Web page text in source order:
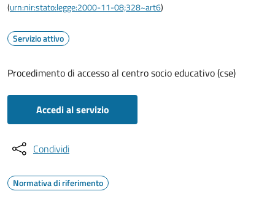
(urn:nir:stato:legge:2000-11-08;328~art6)
Servizio attivo
Procedimento di accesso al centro socio educativo (cse)
Accedi al servizio
Condividi
Normativa di riferimento